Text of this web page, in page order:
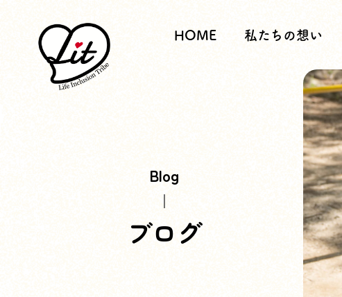
HOME 私たちの想い
Blog
ブログ